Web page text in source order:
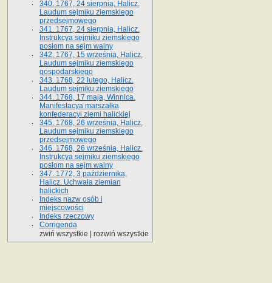
340. 1767, 24 sierpnia, Halicz.
Laudum sejmiku ziemskiego
przedsejmowego
341. 1767, 24 sierpnia, Halicz.
Instrukcya sejmiku ziemskiego
posłom na sejm walny
342. 1767, 15 września, Halicz.
Laudum sejmiku ziemskiego
gospodarskiego
343. 1768, 22 lutego, Halicz.
Laudum sejmiku ziemskiego
344. 1768, 17 maja, Winnica.
Manifestacya marszałka
konfederacyi ziemi halickiej
345. 1768, 26 września, Halicz.
Laudum sejmiku ziemskiego
przedsejmowego
346. 1768, 26 września, Halicz.
Instrukcya sejmiku ziemskiego
posłom na sejm walny
347. 1772, 3 października,
Halicz. Uchwała ziemian
halickich
Indeks nazw osób i
miejscowości
Indeks rzeczowy
Corrigenda
zwiń wszystkie
rozwiń wszystkie